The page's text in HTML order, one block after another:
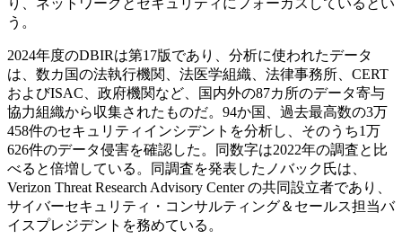
り、ネットワークとセキュリティにフォーカスしているとい
う。
2024年度のDBIRは第17版であり、分析に使われたデータ
は、数カ国の法執行機関、法医学組織、法律事務所、CERT
およびISAC、政府機関など、国内外の87カ所のデータ寄与
協力組織から収集されたものだ。94か国、過去最高数の3万
458件のセキュリティインシデントを分析し、そのうち1万
626件のデータ侵害を確認した。同数字は2022年の調査と比
べると倍増している。同調査を発表したノバック氏は、
Verizon Threat Research Advisory Center の共同設立者であり、
サイバーセキュリティ・コンサルティング＆セールス担当バ
イスプレジデントを務めている。